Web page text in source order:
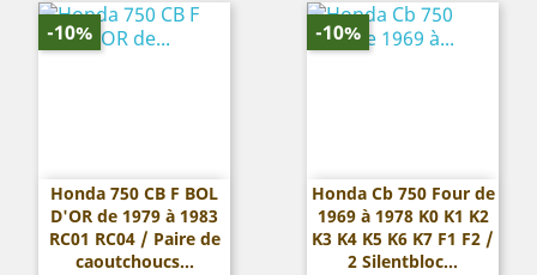
Honda 750 CB F BOL
D'OR de 1979 à 1983
RC01 RC04 / Paire de
caoutchoucs...
-10%
Honda Cb 750 Four de
1969 à 1978 K0 K1 K2
K3 K4 K5 K6 K7 F1 F2 /
2 Silentbloc...
-10%